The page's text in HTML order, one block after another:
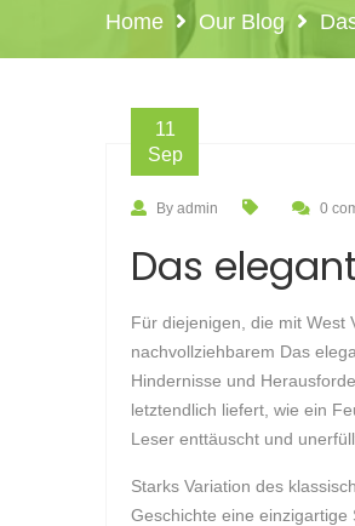
Home Our Blog
11
Sep
By admin 0
Das
Für diejenigen, die mit West
nachvollziehbarem Das
Hindernisse und
letztendlich liefert, wie ein
Leser enttäuscht und
Starks Variation des
Geschichte eine